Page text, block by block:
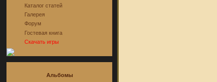
Каталог статей
Галерея
Форум
Гостевая книга
Скачать игры
Альбомы